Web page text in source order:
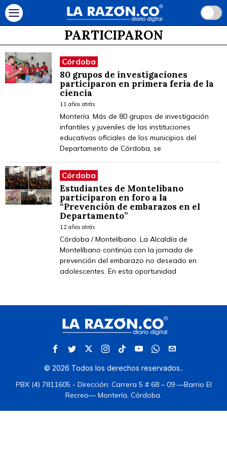
PARTICIPARON
Córdoba
80 grupos de investigaciones
participaron en primera feria de la
ciencia
11 años atrás
Montería. Más de 80 grupos de investigación
infantiles y juveniles de las instituciones
educativas oficiales de los municipios del
Departamento de Córdoba, se
Córdoba
Estudiantes de Montelíbano
participaron en foro a la
“Prevención de embarazos en el
Departamento”
12 años atrás
Córdoba / Montelíbano. La Alcaldía de
Montelíbano continúa con la jornada de
prevención del embarazo no deseado en
adolescentes. En esta oportunidad
© 2026 Todos los derechos reservados..
PBX (4) 7811605 - Dirección: Carrera 5 # 68 – 09 —Barrio El
Recreo— Montería, Córdoba.